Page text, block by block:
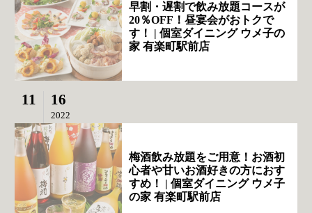
早割・遅割で飲み放題コースが
20％OFF！昼宴会がおトクで
す！ | 個室ダイニング ウメ子の
家 有楽町駅前店
11 16
2022
梅酒飲み放題をご用意！お酒初
心者や甘いお酒好きの方におす
すめ！ | 個室ダイニング ウメ子
の家 有楽町駅前店